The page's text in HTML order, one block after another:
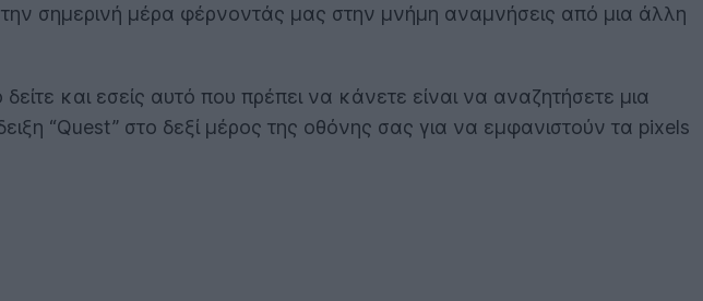
σημερινή μέρα φέρνοντάς μας στην μνήμη αναμνήσεις από μια άλλη
και εσείς αυτό που πρέπει να κάνετε είναι να αναζητήσετε μια
“Quest” στο δεξί μέρος της οθόνης σας για να εμφανιστούν τα pixels